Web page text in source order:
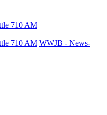
710 AM
710 AM WWJB - News-